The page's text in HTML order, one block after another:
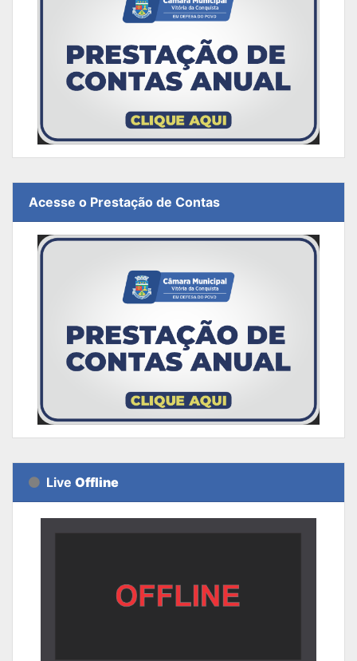
Acesse o Prestação de Contas
Live Offline